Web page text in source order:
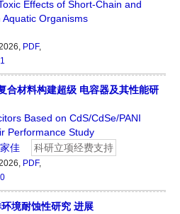
Effects of Short-Chain and
Aquatic Organisms
PDF,
合材料构建超级 电容器及其性能研
Based on CdS/CdSe/PANI
Performance Study
佳 科研立项经费支持
PDF,
境耐蚀性研究 进展